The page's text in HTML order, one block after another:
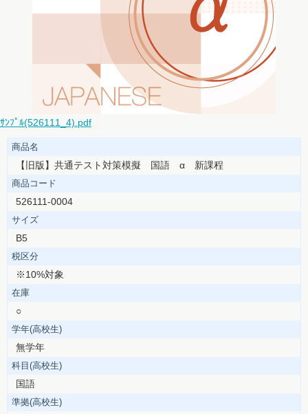
ｻﾝﾌﾟﾙ(526111_4).pdf
商品名
【旧版】共通テスト対策模擬 国語 α 新課程
商品コード
526111-0004
サイズ
B5
税区分
※10%対象
在庫
○
学年(高校生)
無学年
科目(高校生)
国語
準拠(高校生)